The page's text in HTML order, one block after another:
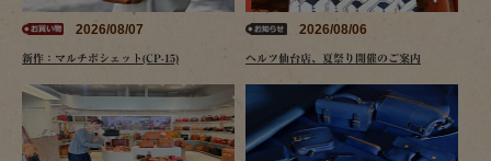
2026/08/07
新作：マルチポシェット(CP-15)
2026/08/06
ヘルツ仙台店、夏祭り開催のご案内